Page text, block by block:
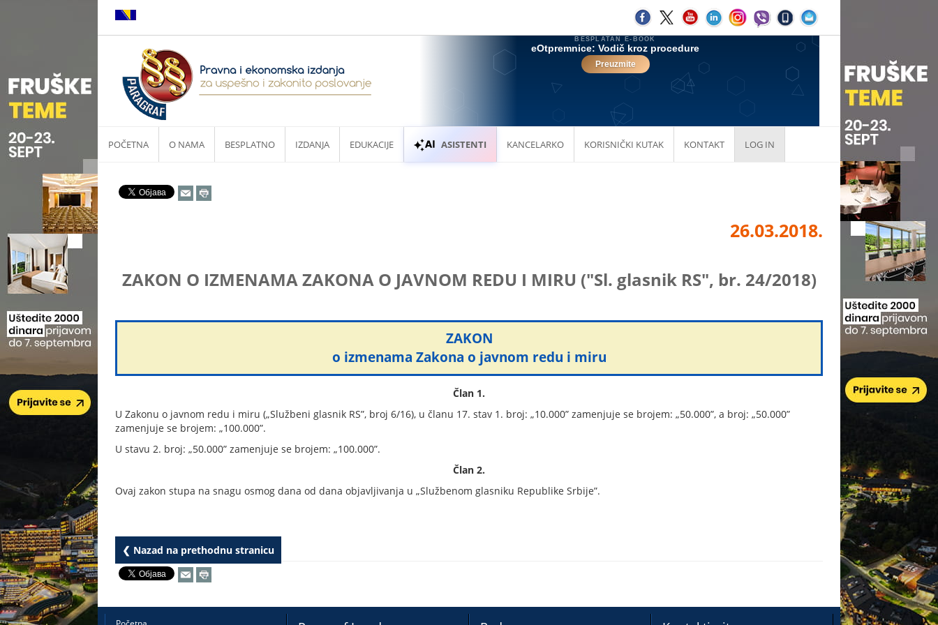
POČETNA O NAMA BESPLATNO IZDANJA EDUKACIJE ASISTENTI KANCELARKO KORISNIČKI KUTAK KONTAKT LOG IN
26.03.2018.
ZAKON O IZMENAMA ZAKONA O JAVNOM REDU I MIRU ("Sl. glasnik RS", br. 24/2018)
ZAKON
o izmenama Zakona o javnom redu i miru
Član 1.
U Zakonu o javnom redu i miru („Službeni glasnik RS”, broj 6/16), u članu 17. stav 1. broj: „10.000” zamenjuje se brojem: „50.000”, a broj: „50.000”
zamenjuje se brojem: „100.000”.
U stavu 2. broj: „50.000” zamenjuje se brojem: „100.000”.
Član 2.
Ovaj zakon stupa na snagu osmog dana od dana objavljivanja u „Službenom glasniku Republike Srbije”.
❮ Nazad na prethodnu stranicu